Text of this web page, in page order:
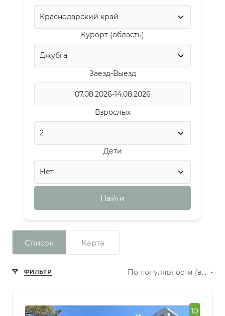
Курорт (область)
Заезд-Выезд
Взрослых
Дети
Найти
Список Карта
ФИЛЬТР По популярности (возрастание)
10